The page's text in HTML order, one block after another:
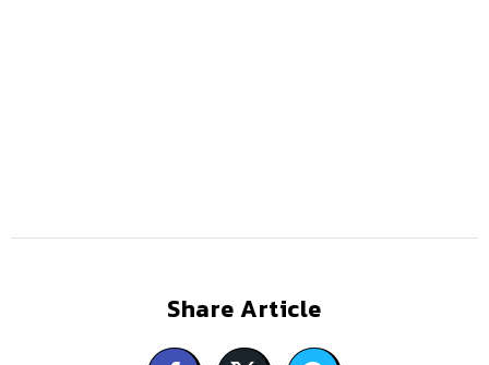
Share Article